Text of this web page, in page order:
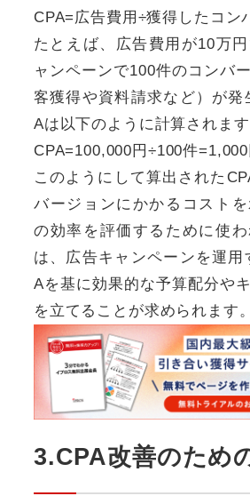
CPA=広告費用÷獲得したコン
たとえば、広告費用が10万
ャンペーンで100件のコンバ
客獲得や資料請求など）が発
Aは以下のように計算されます
CPA=100,000円÷100件=1,000
このようにして算出された
バージョンにかかるコスト
の効率を評価するために使
は、広告キャンペーンを運用
Aを基に効果的な予算配分や
を立てることが求められます。
3.CPA改善のため